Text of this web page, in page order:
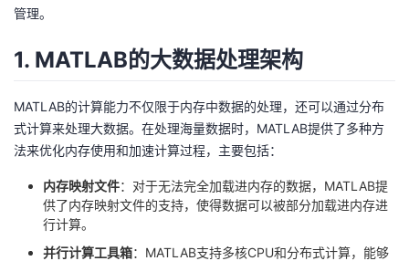
博
客
的
论
坛
我
的
圈
子
我
的
直
播
我
的
活
我
的
管理。
1. MATLAB的大数据处理架构
MATLAB的计算能力不仅限于内存中数据的处理，还可以通过分布
式计算来处理大数据。在处理海量数据时，MATLAB提供了多种方
法来优化内存使用和加速计算过程，主要包括：
内存映射文件：对于无法完全加载进内存的数据，MATLAB提
供了内存映射文件的支持，使得数据可以被部分加载进内存进
行计算。
并行计算工具箱：MATLAB支持多核CPU和分布式计算，能够